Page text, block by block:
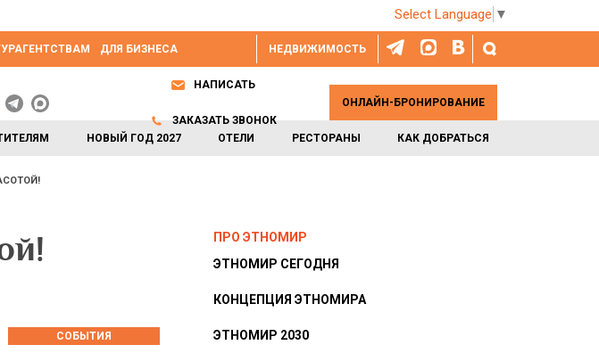
Select Language ▼
НЕДВИЖИМОСТЬ
ДЛЯ БИЗНЕСА
НОВЫЙ ГОД 2027 ОТЕЛИ РЕСТОРАНЫ КАК ДОБРАТЬСЯ
НАПИСАТЬ
ЗАКАЗАТЬ ЗВОНОК
ОНЛАЙН-БРОНИРОВАНИЕ
СОБЫТИЯ
ПРО ЭТНОМИР
ЭТНОМИР СЕГОДНЯ
КОНЦЕПЦИЯ ЭТНОМИРА
ЭТНОМИР 2030